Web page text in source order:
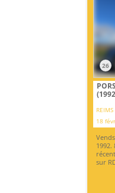
26
18
1992.
sur